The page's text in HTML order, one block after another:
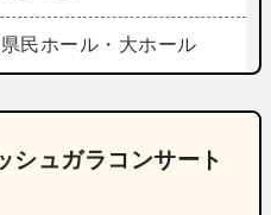
民ホール・大ホール
シュガラコンサート